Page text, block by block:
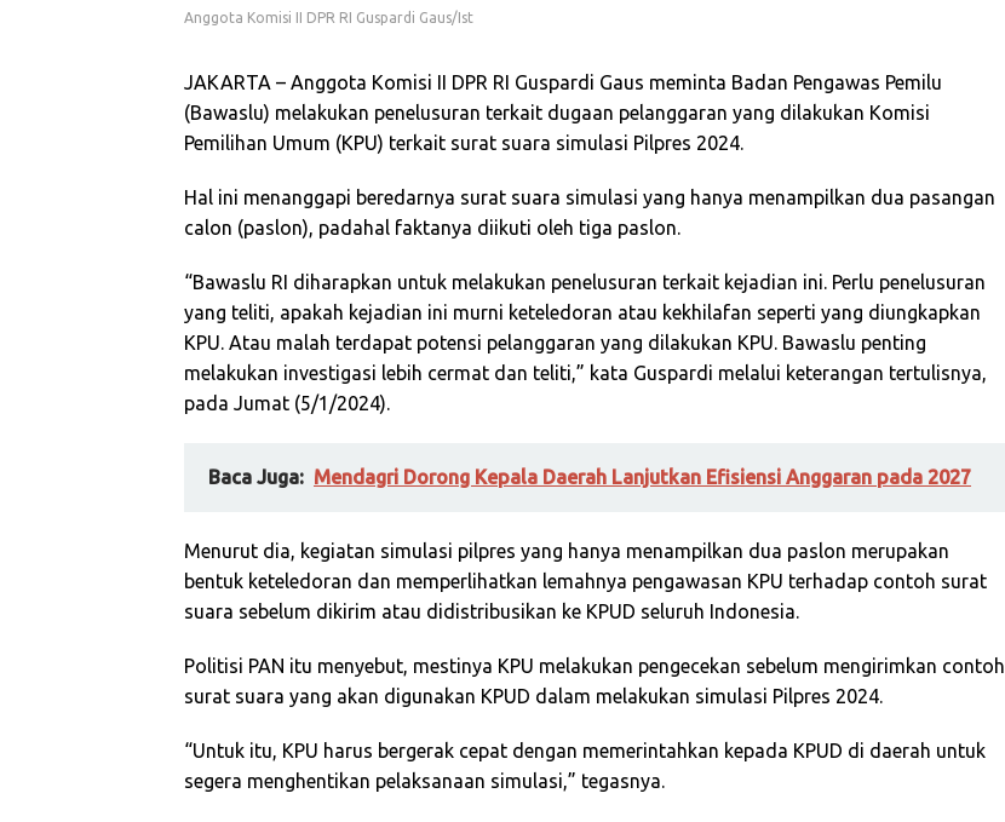
Anggota Komisi II DPR RI Guspardi Gaus/Ist
JAKARTA – Anggota Komisi II DPR RI Guspardi Gaus meminta Badan Pengawas Pemilu
(Bawaslu) melakukan penelusuran terkait dugaan pelanggaran yang dilakukan Komisi
Pemilihan Umum (KPU) terkait surat suara simulasi Pilpres 2024.
Hal ini menanggapi beredarnya surat suara simulasi yang hanya menampilkan dua pasangan
calon (paslon), padahal faktanya diikuti oleh tiga paslon.
“Bawaslu RI diharapkan untuk melakukan penelusuran terkait kejadian ini. Perlu penelusuran
yang teliti, apakah kejadian ini murni keteledoran atau kekhilafan seperti yang diungkapkan
KPU. Atau malah terdapat potensi pelanggaran yang dilakukan KPU. Bawaslu penting
melakukan investigasi lebih cermat dan teliti,” kata Guspardi melalui keterangan tertulisnya,
pada Jumat (5/1/2024).
Baca Juga: Mendagri Dorong Kepala Daerah Lanjutkan Efisiensi Anggaran pada 2027
Menurut dia, kegiatan simulasi pilpres yang hanya menampilkan dua paslon merupakan
bentuk keteledoran dan memperlihatkan lemahnya pengawasan KPU terhadap contoh surat
suara sebelum dikirim atau didistribusikan ke KPUD seluruh Indonesia.
Politisi PAN itu menyebut, mestinya KPU melakukan pengecekan sebelum mengirimkan contoh
surat suara yang akan digunakan KPUD dalam melakukan simulasi Pilpres 2024.
“Untuk itu, KPU harus bergerak cepat dengan memerintahkan kepada KPUD di daerah untuk
segera menghentikan pelaksanaan simulasi,” tegasnya.